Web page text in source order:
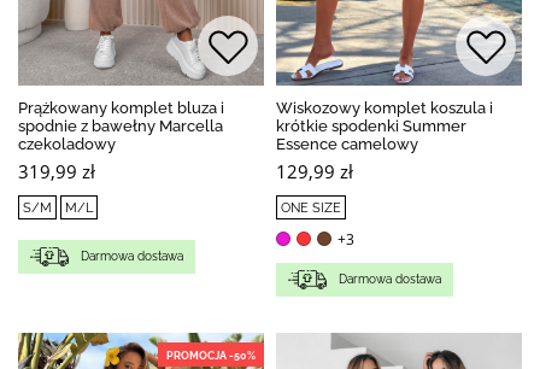
Prążkowany komplet bluza i
spodnie z bawełny Marcella
czekoladowy
319,99 zł
S/M M/L
Darmowa dostawa
Wiskozowy komplet koszula i
krótkie spodenki Summer
Essence camelowy
129,99 zł
ONE SIZE
+3
Darmowa dostawa
PROMOCJA -50%